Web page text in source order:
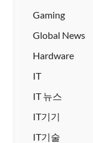
Gaming
Global News
Hardware
IT
IT 뉴스
IT기기
IT기술